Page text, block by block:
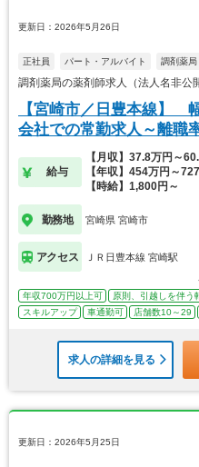
更新日：2026年5月26日
正社員 パート・アルバイト 調剤薬局
調剤薬局の薬剤師求人（法人名非
【宮崎市／日豊本線】
会社での常勤求人～離職
給与
【月収】37.8万円～
【年収】454万円～
【時給】1,800円～
勤務地 宮崎県 宮崎市
アクセス ＪＲ日豊本線 宮崎駅
年収700万円以上可 原則、引越しを伴う
スキルアップ
車通勤可 店舗数10～29
求人の詳細を見る
更新日：2026年5月25日